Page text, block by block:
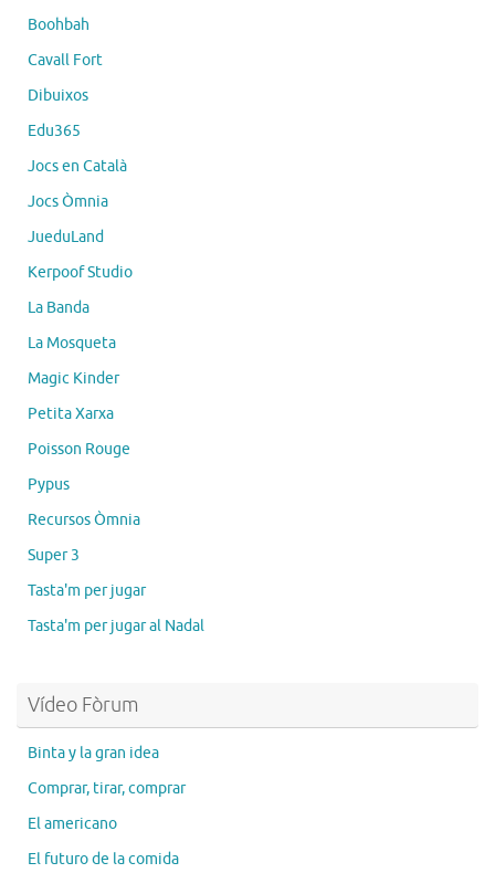
Boohbah
Cavall Fort
Dibuixos
Edu365
Jocs en Català
Jocs Òmnia
JueduLand
Kerpoof Studio
La Banda
La Mosqueta
Magic Kinder
Petita Xarxa
Poisson Rouge
Pypus
Recursos Òmnia
Super 3
Tasta'm per jugar
Tasta'm per jugar al Nadal
Vídeo Fòrum
Binta y la gran idea
Comprar, tirar, comprar
El americano
El futuro de la comida